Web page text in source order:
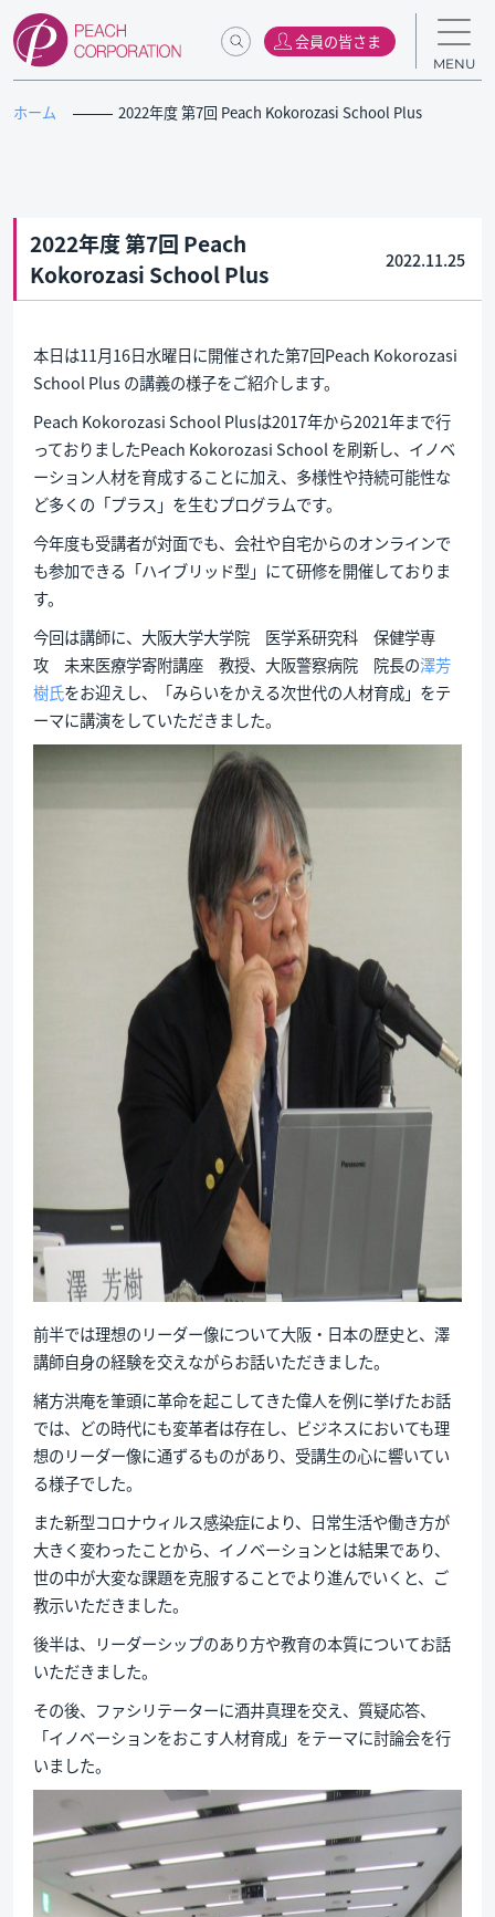
会員の皆さま
MENU
ホーム 2022年度 第7回 Peach Kokorozasi School Plus
2022年度 第7回 Peach
Kokorozasi School Plus
2022.11.25
本日は11月16日水曜日に開催された第7回Peach Kokorozasi
School Plus の講義の様子をご紹介します。
Peach Kokorozasi School Plusは2017年から2021年まで行
っておりましたPeach Kokorozasi School を刷新し、イノベ
ーション人材を育成することに加え、多様性や持続可能性な
ど多くの「プラス」を生むプログラムです。
今年度も受講者が対面でも、会社や自宅からのオンラインで
も参加できる「ハイブリッド型」にて研修を開催しておりま
す。
今回は講師に、大阪大学大学院 医学系研究科 保健学専
攻 未来医療学寄附講座 教授、大阪警察病院 院長の澤芳
樹氏をお迎えし、「みらいをかえる次世代の人材育成」をテ
ーマに講演をしていただきました。
前半では理想のリーダー像について大阪・日本の歴史と、澤
講師自身の経験を交えながらお話いただきました。
緒方洪庵を筆頭に革命を起こしてきた偉人を例に挙げたお話
では、どの時代にも変革者は存在し、ビジネスにおいても理
想のリーダー像に通ずるものがあり、受講生の心に響いてい
る様子でした。
また新型コロナウィルス感染症により、日常生活や働き方が
大きく変わったことから、イノベーションとは結果であり、
世の中が大変な課題を克服することでより進んでいくと、ご
教示いただきました。
後半は、リーダーシップのあり方や教育の本質についてお話
いただきました。
その後、ファシリテーターに酒井真理を交え、質疑応答、
「イノベーションをおこす人材育成」をテーマに討論会を行
いました。